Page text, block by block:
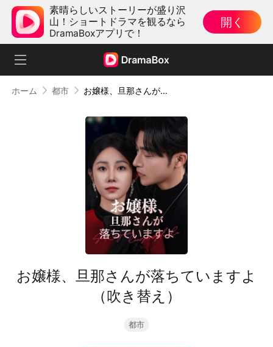
素晴らしいストーリーが盛り沢
山！ショートドラマを観るなら
DramaBoxアプリで！
開く
ホーム 都市 お嬢様、旦那さんが落ちていますよ（吹き替え）
お嬢様、旦那さんが落ちていますよ
（吹き替え）
都市